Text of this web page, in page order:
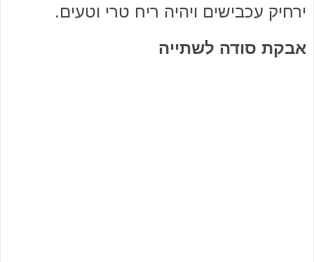
ירחיק עכבישים ויהיה ריח טרי וטעים.
אבקת סודה לשתייה